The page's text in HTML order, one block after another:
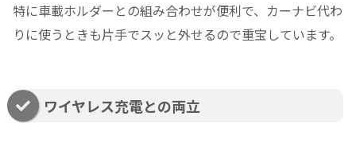
特に車載ホルダーとの組み合わせが便利で、カーナビ代わ
りに使うときも片手でスッと外せるので重宝しています。
ワイヤレス充電との両立